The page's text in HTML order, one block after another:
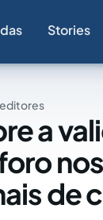
Stories
a
de